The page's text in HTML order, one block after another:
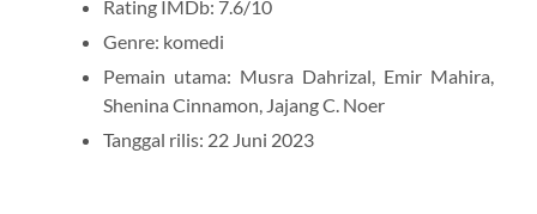
Rating IMDb: 7.6/10
Genre: komedi
Pemain utama: Musra Dahrizal, Emir Mahira,
Shenina Cinnamon, Jajang C. Noer
Tanggal rilis: 22 Juni 2023